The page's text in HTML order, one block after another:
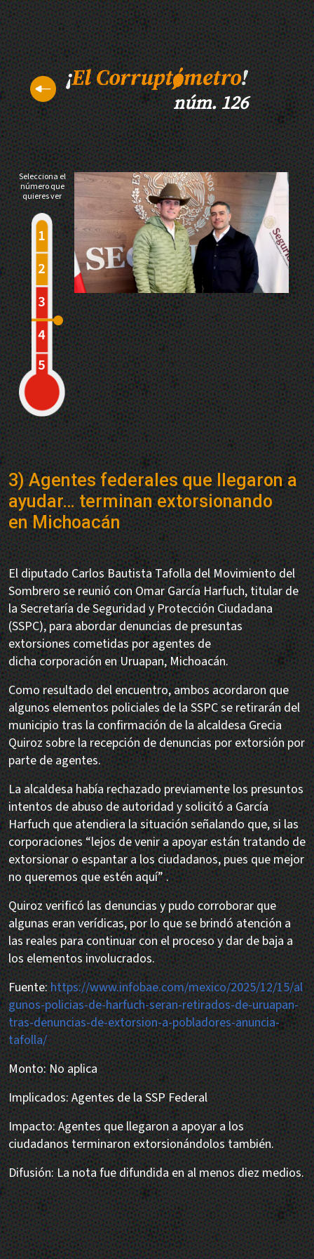
núm. 126
Selecciona el
número que
quieres ver
3) Agentes federales que llegaron a
ayudar… terminan extorsionando
en Michoacán
El diputado Carlos Bautista Tafolla del Movimiento del
Sombrero se reunió con Omar García Harfuch, titular de
la Secretaría de Seguridad y Protección Ciudadana
(SSPC), para abordar denuncias de presuntas
extorsiones cometidas por agentes de
dicha corporación en Uruapan, Michoacán.
Como resultado del encuentro, ambos acordaron que
algunos elementos policiales de la SSPC se retirarán del
municipio tras la confirmación de la alcaldesa Grecia
Quiroz sobre la recepción de denuncias por extorsión por
parte de agentes.
La alcaldesa había rechazado previamente los presuntos
intentos de abuso de autoridad y solicitó a García
Harfuch que atendiera la situación señalando que, si las
corporaciones “lejos de venir a apoyar están tratando de
extorsionar o espantar a los ciudadanos, pues que mejor
no queremos que estén aquí” .
Quiroz verificó las denuncias y pudo corroborar que
algunas eran verídicas, por lo que se brindó atención a
las reales para continuar con el proceso y dar de baja a
los elementos involucrados.
Fuente:https://www.infobae.com/mexico/2025/12/15/al
gunos-policias-de-harfuch-seran-retirados-de-uruapan-
tras-denuncias-de-extorsion-a-pobladores-anuncia-
tafolla/
Monto: No aplica
Implicados: Agentes de la SSP Federal
Impacto: Agentes que llegaron a apoyar a los
ciudadanos terminaron extorsionándolos también.
Difusión: La nota fue difundida en al menos diez medios.